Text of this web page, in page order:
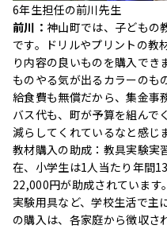
6年生担任の前川先生
前川： 神山町では、子どもの
です。ドリルやプリントの教
り内容の良いものを購入でき
ものやる気が出るカラーのも
給食費も無償だから、集金事
バス代も、町が予算を組んで
減らしてくれているなと感じ
教材購入の助成：教具実験実
在、小学生は1人当たり年間
22,000円が助成されていま
実験用具など、学校生活で主
の購入は、各家庭から徴収さ